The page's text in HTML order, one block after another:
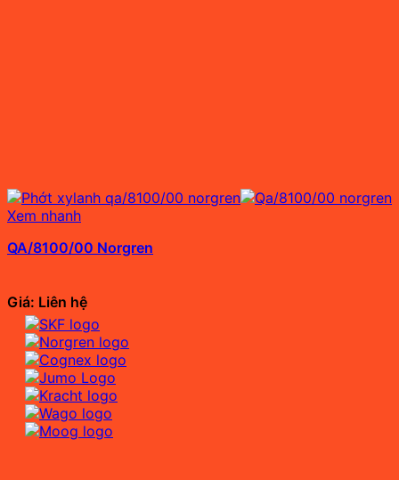
Xem nhanh
QA/8100/00 Norgren
Giá: Liên hệ